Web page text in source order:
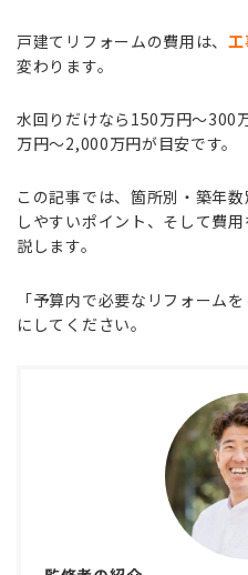
戸建てリフォームの費用は、
変わります。
水回りだけなら150万円〜300
万円〜2,000万円が目安です。
この記事では、箇所別・築年
しやすいポイント、そして費
説します。
「予算内で必要なリフォーム
にしてください。